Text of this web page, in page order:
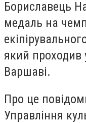
Бориславець
медаль на
який проходив
Варшаві.
Про це
Управління